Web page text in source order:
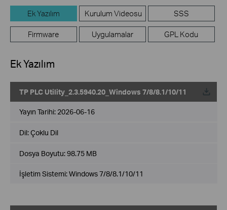
Ek Yazılım Kurulum Videosu SSS
Firmware Uygulamalar GPL Kodu
Ek Yazılım
TP PLC Utility_2.3.5940.20_Windows 7/8/8.1/10/11
Yayın Tarihi: 2026-06-16
Dil:Çoklu Dil
Dosya Boyutu:98.75 MB
İşletim Sistemi: Windows 7/8/8.1/10/11